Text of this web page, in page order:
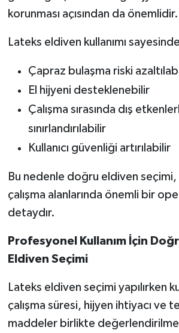
korunması açısından da önemlidir.
Lateks eldiven kullanımı
Çapraz bulaşma riski
El hijyeni desteklenebilir
Çalışma sırasında dış
sınırlandırılabilir
Kullanıcı güvenliği artırılabilir
Bu nedenle doğru eldiven
çalışma alanlarında önemli bir
detaydır.
Profesyonel Kullanım İçin
Eldiven Seçimi
Lateks eldiven seçimi yapılırken
çalışma süresi, hijyen ihtiyacı ve
maddeler birlikte